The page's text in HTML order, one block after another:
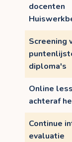
docenten
Screening
diploma's
Online
achteraf
Continue
evaluatie